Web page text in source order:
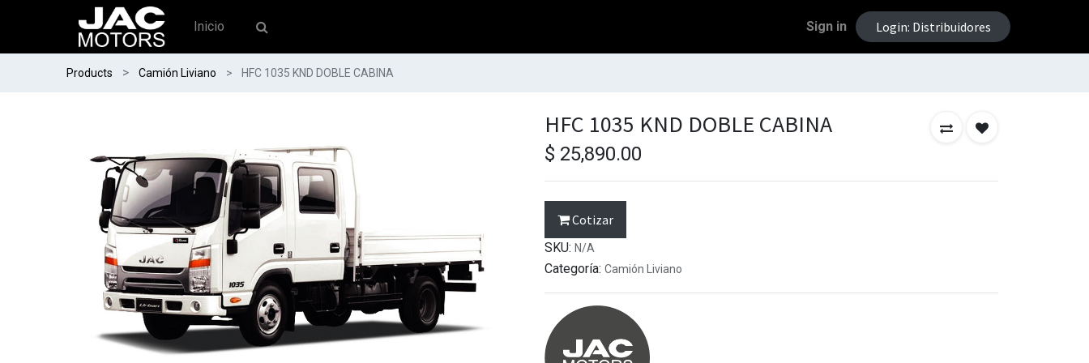
Inicio Sign in Login: Distribuidores
Products Camión Liviano HFC 1035 KND DOBLE CABINA
HFC 1035 KND DOBLE CABINA
$ 25,890.00
Cotizar
SKU: N/A
Categoría: Camión Liviano